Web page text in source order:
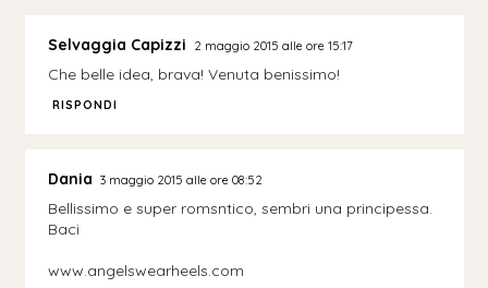
Selvaggia Capizzi 2 maggio 2015 alle ore 15:17
Che belle idea, brava! Venuta benissimo!
RISPONDI
Dania 3 maggio 2015 alle ore 08:52
Bellissimo e super romsntico, sembri una principessa.
Baci
www.angelswearheels.com